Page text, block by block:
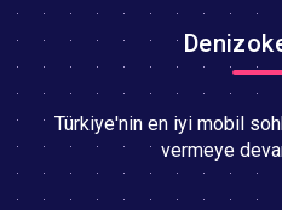
Türkiye'nin en iyi mobil
vermeye